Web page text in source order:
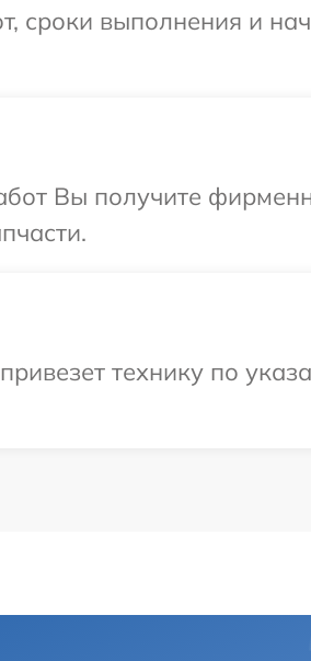
сроки выполнения и
Вы получите
технику по